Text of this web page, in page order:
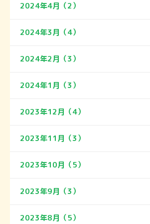
2024年4月（2）
2024年3月（4）
2024年2月（3）
2024年1月（3）
2023年12月（4）
2023年11月（3）
2023年10月（5）
2023年9月（3）
2023年8月（5）